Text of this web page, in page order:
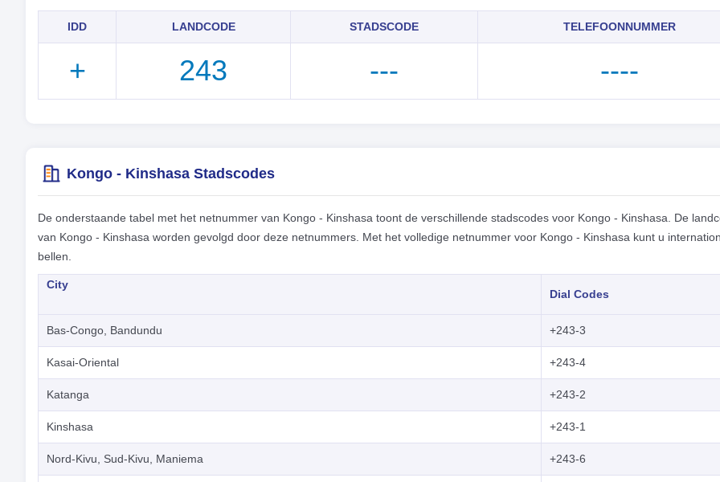
IDD LANDCODE STADSCODE TELEFOONNUMMER
+ 243 --- ----
Kongo - Kinshasa Stadscodes
De onderstaande tabel met het netnummer van Kongo - Kinshasa toont de verschillende stadscodes voor Kongo - Kinshasa. De
van Kongo - Kinshasa worden gevolgd door deze netnummers. Met het volledige netnummer voor Kongo - Kinshasa kunt u
bellen.
City
Dial Codes
Bas-Congo, Bandundu +243-3
Kasai-Oriental +243-4
Katanga +243-2
Kinshasa +243-1
Nord-Kivu, Sud-Kivu, Maniema +243-6